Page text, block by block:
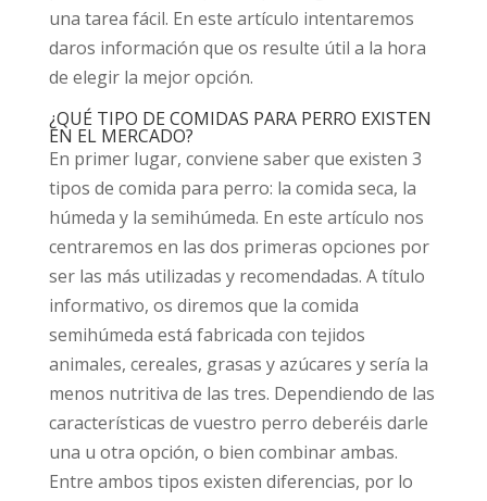
una tarea fácil. En este artículo intentaremos
daros información que os resulte útil a la hora
de elegir la mejor opción.
¿QUÉ TIPO DE COMIDAS PARA PERRO EXISTEN
EN EL MERCADO?
En primer lugar, conviene saber que existen 3
tipos de comida para perro: la comida seca, la
húmeda y la semihúmeda. En este artículo nos
centraremos en las dos primeras opciones por
ser las más utilizadas y recomendadas. A título
informativo, os diremos que la comida
semihúmeda está fabricada con tejidos
animales, cereales, grasas y azúcares y sería la
menos nutritiva de las tres. Dependiendo de las
características de vuestro perro deberéis darle
una u otra opción, o bien combinar ambas.
Entre ambos tipos existen diferencias, por lo